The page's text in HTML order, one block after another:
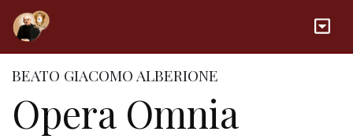
BEATO GIACOMO ALBERIONE
Opera Omnia